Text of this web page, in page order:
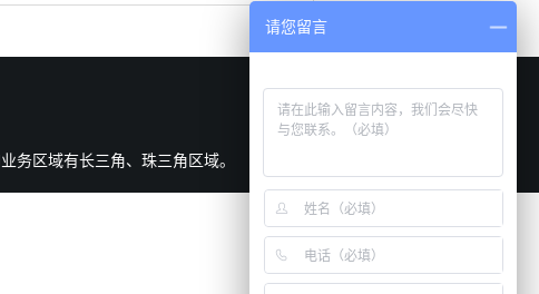
务区域有长三角、珠三角区域。
请您留言